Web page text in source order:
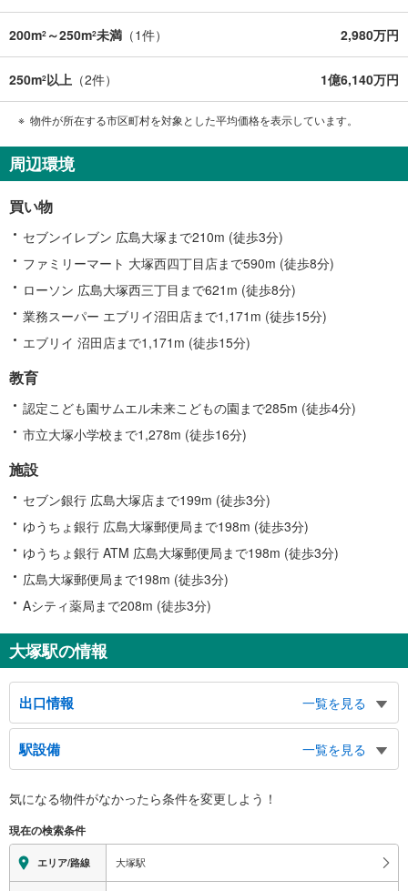
200m2 ～250m2未満 （1件） 2,980万円
250m2以上 （2件） 1億6,140万円
物件が所在する市区町村を対象とした平均価格を表示しています。
周辺環境
買い物
セブンイレブン 広島大塚まで210m (徒歩3分)
ファミリーマート 大塚西四丁目店まで590m (徒歩8分)
ローソン 広島大塚西三丁目まで621m (徒歩8分)
業務スーパー エブリイ沼田店まで1,171m (徒歩15分)
エブリイ 沼田店まで1,171m (徒歩15分)
教育
認定こども園サムエル未来こどもの園まで285m (徒歩4分)
市立大塚小学校まで1,278m (徒歩16分)
施設
セブン銀行 広島大塚店まで199m (徒歩3分)
ゆうちょ銀行 広島大塚郵便局まで198m (徒歩3分)
ゆうちょ銀行 ATM 広島大塚郵便局まで198m (徒歩3分)
広島大塚郵便局まで198m (徒歩3分)
Aシティ薬局まで208m (徒歩3分)
大塚駅の情報
出口情報
一覧を見る
北口
タクシーのりば、都電荒川線、北大塚１・２・３丁目、西巣鴨１・２・３丁
目、巣鴨３・４・５丁目、巣鴨警察署、豊島区東部区民事務所
南口
２・３・４・５丁目、都立大塚病院、天祖神社、南大塚地域文化創造館（南大
塚ホール）、ＪＲ大塚南口ビル
駅設備
一覧を見る
※段差なしでの移動経路
地上⇔改札⇔ホーム：○
エレベータ
・ホーム⇔改札
気になる物件がなかったら条件を変更しよう！
現在の検索条件
エリア/路線 大塚駅